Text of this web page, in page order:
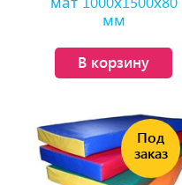
мм
В корзину